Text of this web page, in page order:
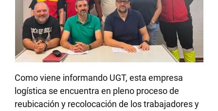
Como viene informando UGT, esta empresa
logística se encuentra en pleno proceso de
reubicación y recolocación de los trabajadores y